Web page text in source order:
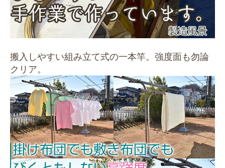
搬入しやすい組み立て式の一本竿。強度面も勿論
クリア。